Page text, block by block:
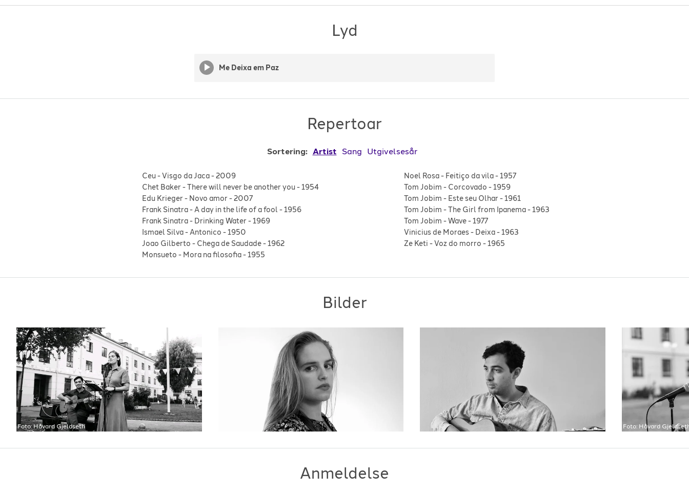
Lyd
Me Deixa em Paz
Repertoar
Sortering: Artist Sang Utgivelsesår
Ceu -Visgo da Jaca-2009
Chet Baker-There will never be another you -1954
Edu Krieger- Novo amor-2007
Frank Sinatra-A day in the life of a fool -1956
Frank Sinatra- Drinking Water-1969
Ismael Silva-Antonico -1950
Joao Gilberto - Chega de Saudade-1962
Monsueto - Mora na filosofia-1955
Noel Rosa- Feitiço da vila-1957
Tom Jobim - Corcovado -1959
Tom Jobim - Este seu Olhar-1961
Tom Jobim -The Girl from Ipanema-1963
Tom Jobim -Wave-1977
Vinicius de Moraes- Deixa-1963
Ze Keti -Voz do morro -1965
Bilder
Foto:Håvard Gjeldseth Foto: Håvard
Anmeldelse